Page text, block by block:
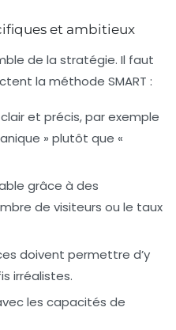
et ambitieux
de la stratégie. Il faut
la méthode SMART :
et précis, par exemple
» plutôt que «
grâce à des
de visiteurs ou le taux
doivent permettre d’y
irréalistes.
les capacités de